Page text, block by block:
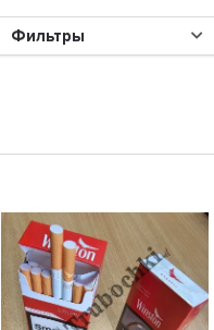
Фильтры